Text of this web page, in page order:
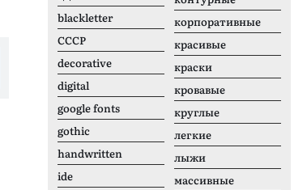
blackletter
CCCР
decorative
digital
google fonts
gothic
handwritten
ide
корпоративные
красивые
краски
кровавые
круглые
легкие
лыжи
массивные